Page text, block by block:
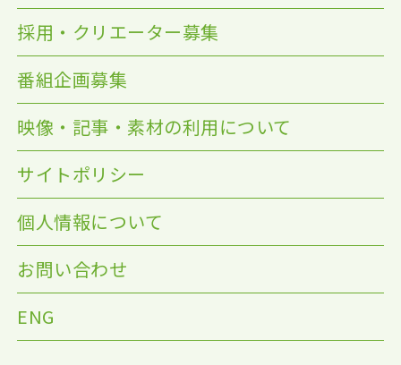
採用・クリエーター募集
番組企画募集
映像・記事・素材の利用について
サイトポリシー
個人情報について
お問い合わせ
ENG